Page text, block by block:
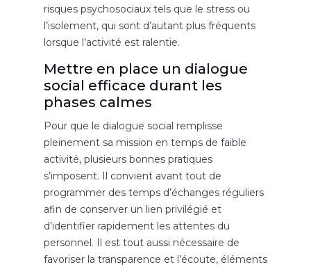
risques psychosociaux tels que le stress ou
l’isolement, qui sont d’autant plus fréquents
lorsque l’activité est ralentie.
Mettre en place un dialogue
social efficace durant les
phases calmes
Pour que le dialogue social remplisse
pleinement sa mission en temps de faible
activité, plusieurs bonnes pratiques
s’imposent. Il convient avant tout de
programmer des temps d’échanges réguliers
afin de conserver un lien privilégié et
d’identifier rapidement les attentes du
personnel. Il est tout aussi nécessaire de
favoriser la transparence et l’écoute, éléments